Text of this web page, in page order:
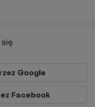
Google
Facebook